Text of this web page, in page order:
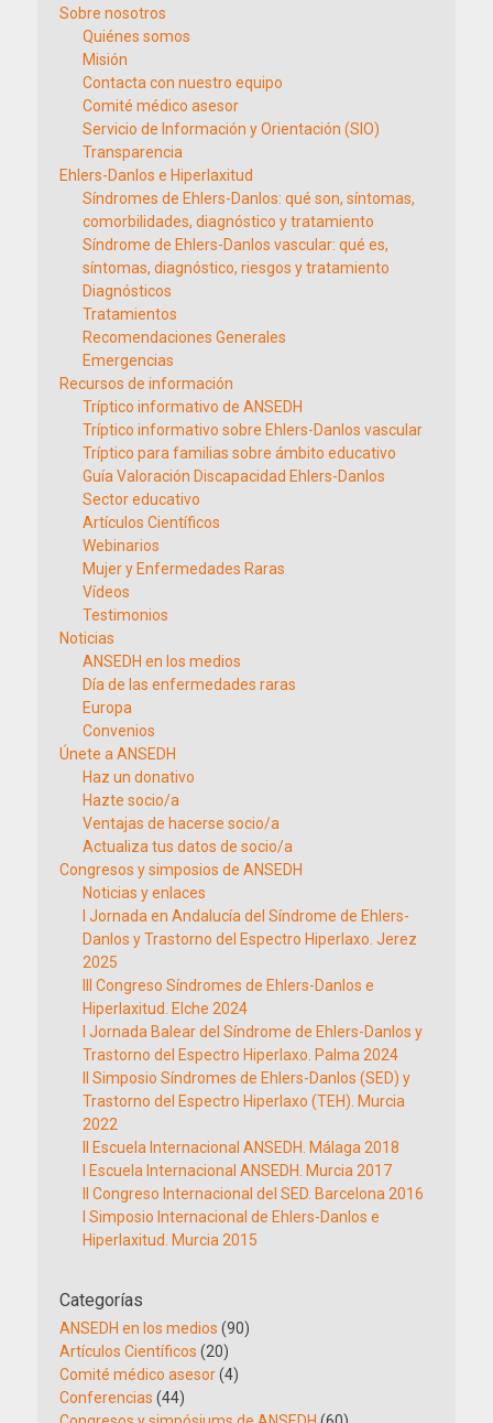
Sobre nosotros
Quiénes somos
Misión
Contacta con nuestro equipo
Comité médico asesor
Servicio de Información y Orientación (SIO)
Transparencia
Ehlers-Danlos e Hiperlaxitud
Síndromes de Ehlers-Danlos: qué son, síntomas,
comorbilidades, diagnóstico y tratamiento
Síndrome de Ehlers-Danlos vascular: qué es,
síntomas, diagnóstico, riesgos y tratamiento
Diagnósticos
Tratamientos
Recomendaciones Generales
Emergencias
Recursos de información
Tríptico informativo de ANSEDH
Tríptico informativo sobre Ehlers-Danlos vascular
Tríptico para familias sobre ámbito educativo
Guía Valoración Discapacidad Ehlers-Danlos
Sector educativo
Artículos Científicos
Webinarios
Mujer y Enfermedades Raras
Vídeos
Testimonios
Noticias
ANSEDH en los medios
Día de las enfermedades raras
Europa
Convenios
Únete a ANSEDH
Haz un donativo
Hazte socio/a
Ventajas de hacerse socio/a
Actualiza tus datos de socio/a
Congresos y simposios de ANSEDH
Noticias y enlaces
I Jornada en Andalucía del Síndrome de Ehlers-
Danlos y Trastorno del Espectro Hiperlaxo. Jerez
2025
III Congreso Síndromes de Ehlers-Danlos e
Hiperlaxitud. Elche 2024
I Jornada Balear del Síndrome de Ehlers-Danlos y
Trastorno del Espectro Hiperlaxo. Palma 2024
II Simposio Síndromes de Ehlers-Danlos (SED) y
Trastorno del Espectro Hiperlaxo (TEH). Murcia
2022
II Escuela Internacional ANSEDH. Málaga 2018
I Escuela Internacional ANSEDH. Murcia 2017
II Congreso Internacional del SED. Barcelona 2016
I Simposio Internacional de Ehlers-Danlos e
Hiperlaxitud. Murcia 2015
Categorías
ANSEDH en los medios (90)
Artículos Científicos (20)
Comité médico asesor(4)
Conferencias (44)